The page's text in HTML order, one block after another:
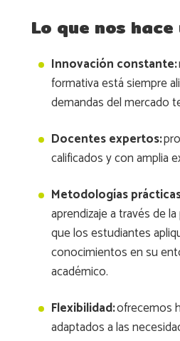
Lo que nos
Innovación constante:
formativa está siempre
demandas del mercado
Docentes expertos:
calificados y con amplia
Metodologías
aprendizaje a través de
que los estudiantes
conocimientos en su
académico.
Flexibilidad:ofrecemos
adaptados a las